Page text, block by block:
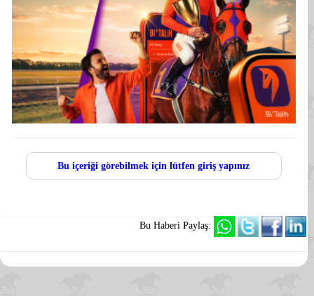
Bu içeriği görebilmek için lütfen giriş yapınız
Bu Haberi Paylaş: